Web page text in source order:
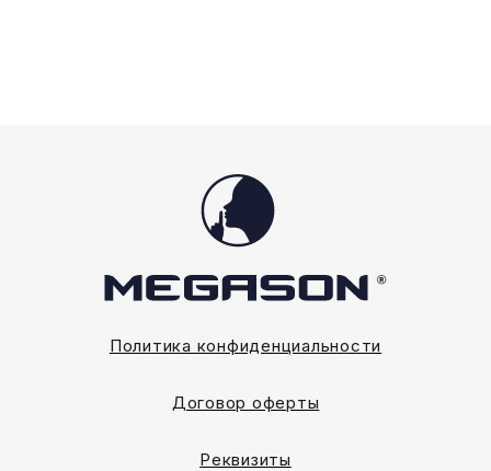
Политика конфиденциальности
Договор оферты
Реквизиты